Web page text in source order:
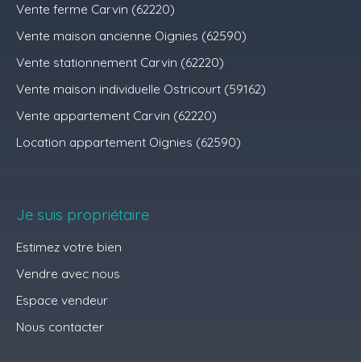
Vente ferme Carvin (62220)
Vente maison ancienne Oignies (62590)
Vente stationnement Carvin (62220)
Vente maison individuelle Ostricourt (59162)
Vente appartement Carvin (62220)
Location appartement Oignies (62590)
Je suis propriétaire
Estimez votre bien
Vendre avec nous
Espace vendeur
Nous contacter